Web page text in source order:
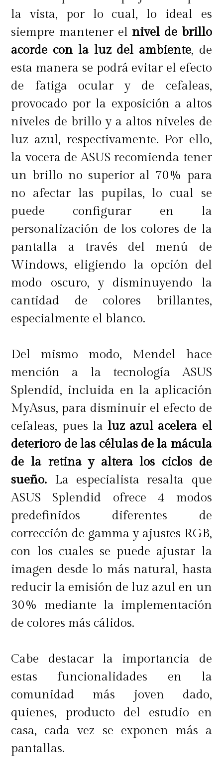
la vista, por lo cual, lo ideal es
siempre mantener elnivel de brillo
acorde con la luz del ambiente, de
esta manera se podrá evitar el efecto
de fatiga ocular y de cefaleas,
provocado por la exposición a altos
niveles de brillo y a altos niveles de
luz azul, respectivamente. Por ello,
la vocera de ASUS recomienda tener
un brillo no superior al 70% para
no afectar las pupilas, lo cual se
puede configurar en la
personalización de los colores de la
pantalla a través del menú de
Windows, eligiendo la opción del
modo oscuro, y disminuyendo la
cantidad de colores brillantes,
especialmente el blanco.
Del mismo modo, Mendel hace
mención a la tecnología ASUS
Splendid, incluida en la aplicación
MyAsus, para disminuir el efecto de
cefaleas, pues la luz azul acelera el
deterioro de las células de la mácula
de la retina y altera los ciclos de
sueño. La especialista resalta que
ASUS Splendid ofrece 4 modos
predefinidos diferentes de
corrección de gamma y ajustes RGB,
con los cuales se puede ajustar la
imagen desde lo más natural, hasta
reducir la emisión de luz azul en un
30% mediante la implementación
de colores más cálidos.
Cabe destacar la importancia de
estas funcionalidades en la
comunidad más joven dado,
quienes, producto del estudio en
casa, cada vez se exponen más a
pantallas.